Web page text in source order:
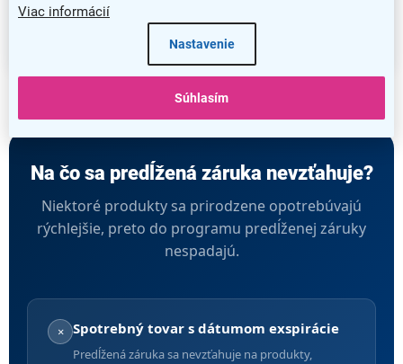
Viac informácií
Nastavenie
Súhlasím
Na všetok zvyšný tovar e-shopu poskytujeme automaticky 5-
Na čo sa predĺžená záruka nevzťahuje?
Niektoré produkty sa prirodzene opotrebúvajú
rýchlejšie, preto do programu predĺženej záruky
nespadajú.
× Spotrebný tovar s dátumom exspirácie
Predĺžená záruka sa nevzťahuje na produkty,